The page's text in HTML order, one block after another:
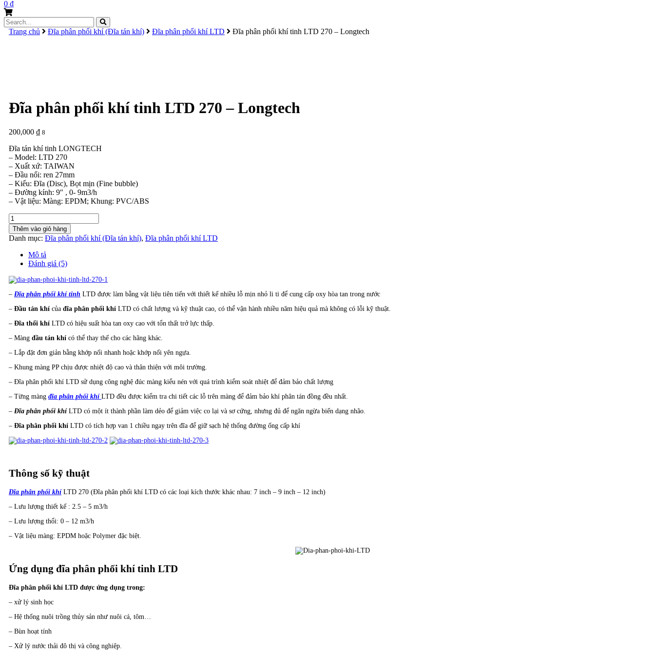
0 ₫
Search
for:Trang chủ Đĩa phân phối khí (Đĩa tán khí) Đĩa phân phối khí LTD Đĩa phân phối khí tinh LTD 270 – Longtech
Đĩa phân phối khí tinh LTD 270 – Longtech
200,000 ₫ 8
Đĩa tán khí tinh LONGTECH
– Model: LTD 270
– Xuất xứ: TAIWAN
– Đầu nối: ren 27mm
– Kiểu: Đĩa (Disc), Bọt mịn (Fine bubble)
– Đường kính: 9″ , 0- 9m3/h
– Vật liệu: Màng: EPDM; Khung: PVC/ABS
Đĩa
phân
phối
khí
LTD
-
số
lượng
Thêm vào giỏ hàng
Danh mục: Đĩa phân phối khí (Đĩa tán khí), Đĩa phân phối khí LTD
Mô tả
Đánh giá (5)
– Đĩa phân phối khí tinh LTD được làm bằng vật liệu tiên tiến với thiết kế nhiều lỗ mịn nhỏ li ti để cung cấp oxy hòa tan trong nước
– Đầu tán khí của đĩa phân phối khí LTD có chất lượng và kỹ thuật cao, có thể vận hành nhiều năm hiệu quả mà không có lỗi kỹ thuật.
– Đĩa thổi khí LTD có hiệu suất hòa tan oxy cao với tổn thất trở lực thấp.
– Màng đầu tán khí có thể thay thế cho các hãng khác.
– Lắp đặt đơn giản bằng khớp nối nhanh hoặc khớp nối yên ngựa.
– Khung màng PP chịu được nhiệt độ cao và thân thiện với môi trường.
– Đĩa phân phối khí LTD sử dụng công nghệ đúc màng kiểu nén với quá trình kiểm soát nhiệt để đảm bảo chất lượng
– Từng màng đĩa phân phối khí LTD đều được kiểm tra chi tiết các lỗ trên màng để đảm bảo khí phân tán đồng đều nhất.
– Đĩa phân phối khí LTD có một ít thành phần làm dẻo để giảm việc co lại và sơ cứng, nhưng đủ để ngăn ngừa biến dạng nhão.
– Đĩa phân phối khí LTD có tích hợp van 1 chiều ngay trên đĩa để giữ sạch hệ thống đường ống cấp khí
Thông số kỹ thuật
Đĩa phân phối khíLTD 270 (Đĩa phân phối khí LTD có các loại kích thước khác nhau: 7 inch – 9 inch – 12 inch)
– Lưu lượng thiết kế : 2.5 – 5 m3/h
– Lưu lượng thổi: 0 – 12 m3/h
– Vật liệu màng: EPDM hoặc Polymer đặc biệt.
Ứng dụng đĩa phân phối khí tinh LTD
Đĩa phân phối khí LTD được ứng dụng trong:
– xử lý sinh học
– Hệ thống nuôi trồng thủy sản như nuôi cá, tôm…
– Bùn hoạt tính
– Xử lý nước thải đô thị và công nghiệp.